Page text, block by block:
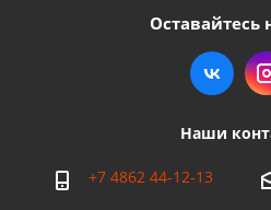
Оставайтесь
Наши
+7 4862 44-12-13